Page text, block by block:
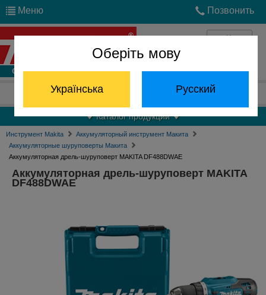
Оберіть мову
Українська Русский
Меню Позвонить
Войти
Отдел запчастей: (068) 824-24-24
Каталог продукции
Инструмент Makita
Аккумуляторный инструмент Макита
Аккумуляторные шуруповерты Макита
Аккумуляторная дрель-шуруповерт MAKITA DF488DWAE
Аккумуляторная дрель-шуруповерт MAKITA
DF488DWAE